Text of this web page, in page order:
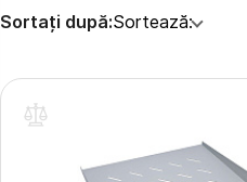
Sortați după:Sortează: